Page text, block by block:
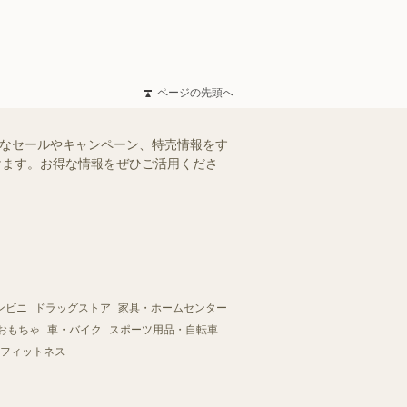
ページの先頭へ
セールやキャンペーン、特売情報をす
す。お得な情報をぜひご活用くださ
ビニ ドラッグストア
家具・ホームセンター
もちゃ
車・バイク
スポーツ用品・自転車
ィットネス